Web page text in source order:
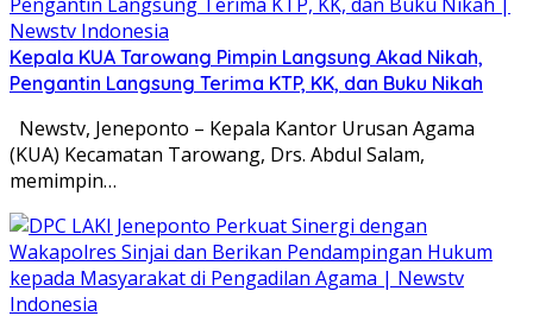
Kepala KUA Tarowang Pimpin Langsung Akad Nikah,
Pengantin Langsung Terima KTP, KK, dan Buku Nikah
Newstv, Jeneponto – Kepala Kantor Urusan Agama
(KUA) Kecamatan Tarowang, Drs. Abdul Salam,
memimpin…